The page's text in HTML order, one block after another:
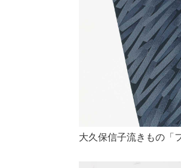
大久保信子流きもの「